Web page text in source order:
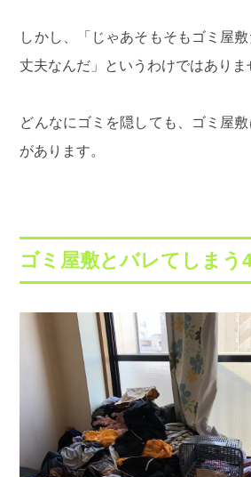
しかし、「じゃあそもそもゴミ屋
丈夫なんだ」というわけではありま
どんなにゴミを隠しても、ゴミ屋
があります。
ゴミ屋敷とバレてしまう